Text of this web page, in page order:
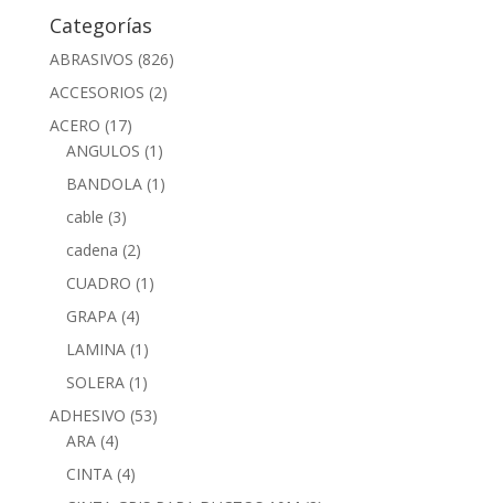
Categorías
ABRASIVOS (826)
ACCESORIOS (2)
ACERO (17)
ANGULOS (1)
BANDOLA (1)
cable (3)
cadena (2)
CUADRO (1)
GRAPA (4)
LAMINA (1)
SOLERA (1)
ADHESIVO (53)
ARA (4)
CINTA (4)